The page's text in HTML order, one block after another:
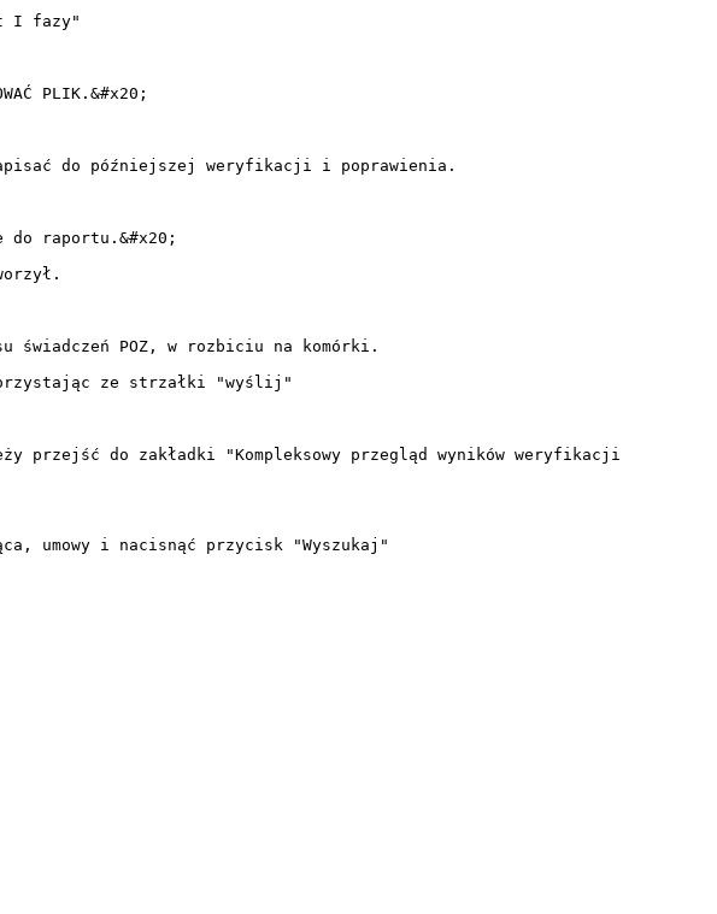
I fazy"
PLIK.&#x20;
do późniejszej weryfikacji i poprawienia.
do raportu.&#x20;
świadczeń POZ, w rozbiciu na komórki.
ze strzałki "wyślij"
przejść do zakładki "Kompleksowy przegląd wyników weryfikacji
umowy i nacisnąć przycisk "Wyszukaj"